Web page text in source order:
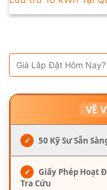
VỀ
✓ 50 Kỹ Sư Sẵn
✓
Giấy Phép Hoạt
Tra Cứu